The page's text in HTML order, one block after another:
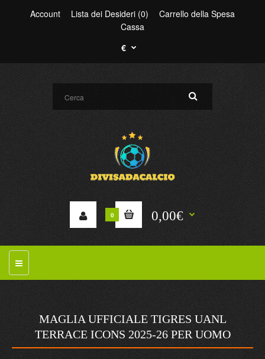
Account Lista dei Desideri (0)
Carrello della Spesa
Cassa
€
0 0,00€
MAGLIA UFFICIALE TIGRES UANL
TERRACE ICONS 2025-26 PER UOMO